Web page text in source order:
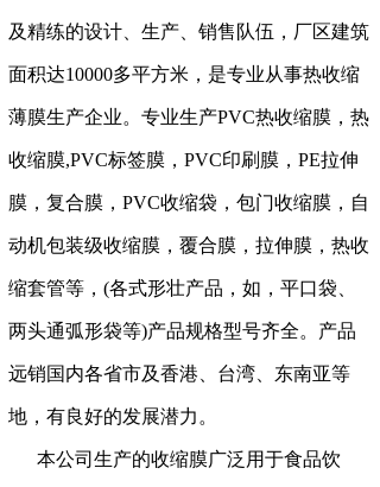
及精练的设计、生产、销售队伍，厂区建筑
面积达10000多平方米，是专业从事热收缩
薄膜生产企业。专业生产PVC热收缩膜，热
收缩膜,PVC标签膜，PVC印刷膜，PE拉伸
膜，复合膜，PVC收缩袋，包门收缩膜，自
动机包装级收缩膜，覆合膜，拉伸膜，热收
缩套管等，(各式形壮产品，如，平口袋、
两头通弧形袋等)产品规格型号齐全。产品
远销国内各省市及香港、台湾、东南亚等
地，有良好的发展潜力。
本公司生产的收缩膜广泛用于食品饮